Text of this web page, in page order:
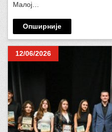
Малој…
Опширније
12/06/2026